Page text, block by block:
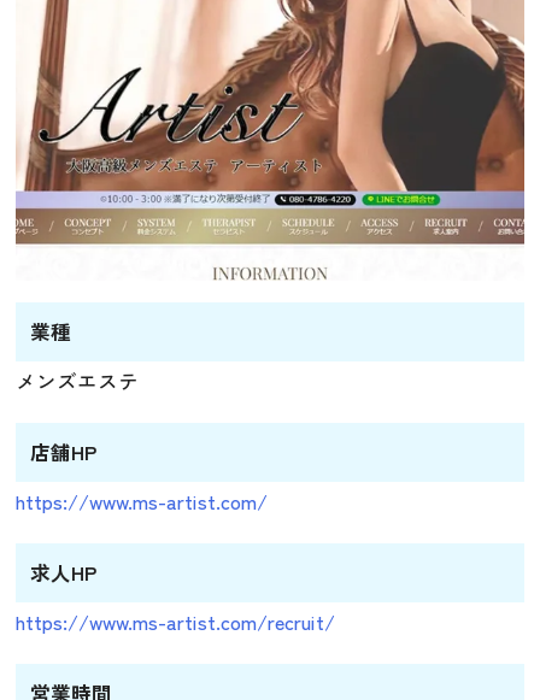
業種
メンズエステ
店舗HP
https://www.ms-artist.com/
求人HP
https://www.ms-artist.com/recruit/
営業時間